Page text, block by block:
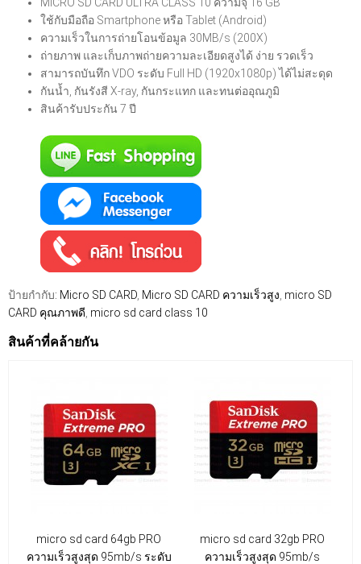
ใช้กับมือถือ Smartphone หรือ Tablet (Android)
ความเร็วในการถ่ายโอนข้อมูล 30MB/s (200X)
ถ่ายภาพ และเก็บภาพถ่ายความละเอียดสูงได้ ง่าย รวดเร็ว
สามารถบันทึก VDO ระดับ Full HD (1920x1080p) ได้ไม่สะดุด
กันน้ำ, กันรังสี X-ray, กันกระแทก และทนต่ออุณภูมิ
สินค้ารับประกัน 7 ปี
ป้ายกำกับ: Micro SD CARD Micro SD CARD ความเร็วสูง micro SD
CARD คุณภาพดี micro sd card class 10
สินค้าที่คล้ายกัน
micro sd card 64gb PRO
ความเร็วสูงสุด 95mb/s ระดับ
micro sd card 32gb PRO
ความเร็วสูงสุด 95mb/s